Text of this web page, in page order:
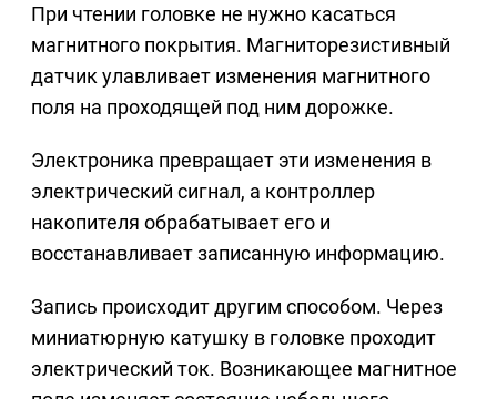
При чтении головке не нужно касаться
магнитного покрытия. Магниторезистивный
датчик улавливает изменения магнитного
поля на проходящей под ним дорожке.
Электроника превращает эти изменения в
электрический сигнал, а контроллер
накопителя обрабатывает его и
восстанавливает записанную информацию.
Запись происходит другим способом. Через
миниатюрную катушку в головке проходит
электрический ток. Возникающее магнитное